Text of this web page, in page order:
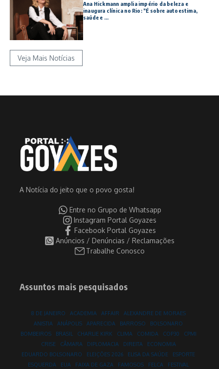
Ana Hickmann amplia império da beleza e
inaugura clínica no Rio: “É sobre autoestima,
saúde e ...
Veja Mais Notícias
A Notícia do jeito que o povo gosta!
Entre no Grupo de Whatsapp
Instagram Portal Goyazes
Facebook Portal Goyazes
Anúncios / Denúncias / Reclamações
Trabalhe Conosco
Assuntos mais pesquisados
8 DE JANEIRO ACADEMIA AFFAIR
ALEXANDRE DE MORAES
ANISTIA
ANÁPOLIS APARECIDA BARROSO
BOLSONARO
BOMBEIROS
BRASIL CHARLIE KIRK CLIMA COMIDA COP30
CPMI
CRISE
CÂMARA DIPLOMACIA DIREITA
ECONOMIA
EDUARDO BOLSONARO
ELEIÇÕES 2026 ELISA DA SAÚDE
ESPORTE
ESQUERDA
EUA FAIXA DE GAZA FAMOSOS FELCA
FESTIVAL